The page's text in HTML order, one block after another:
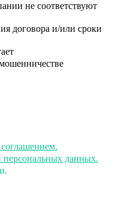
не соответствуют
договора и/или сроки
персональных данных.